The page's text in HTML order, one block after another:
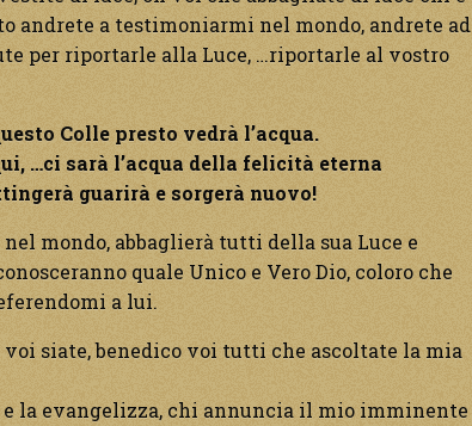
andrete a testimoniarmi nel mondo, andrete ad
per riportarle alla Luce, …riportarle al vostro
Colle presto vedrà l’acqua.
…ci sarà l’acqua della felicità eterna
guarirà e sorgerà nuovo!
nel mondo, abbaglierà tutti della sua Luce e
quale Unico e Vero Dio, coloro che
a lui.
siate, benedico voi tutti che ascoltate la mia
la evangelizza, chi annuncia il mio imminente